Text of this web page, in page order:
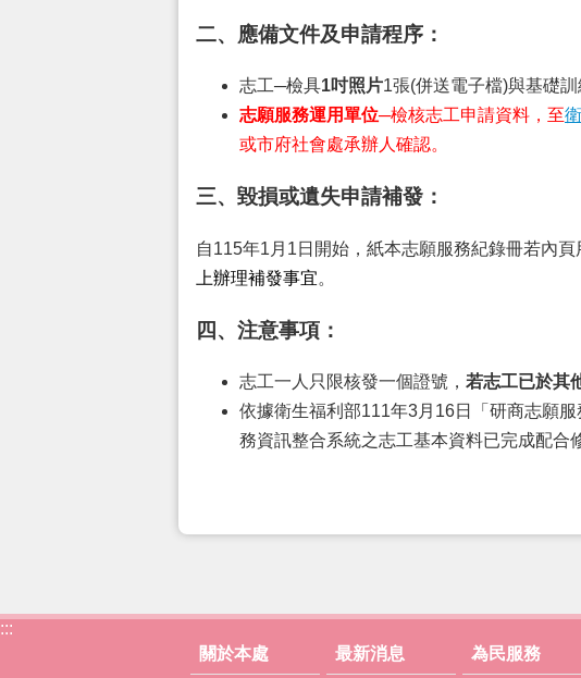
二、應備文件及申請程序：
志工─檢具1吋照片1張(併送電子檔)與基礎
志願服務運用單位─檢核志工申請資料，至
或市府社會處承辦人確認。
三、毀損或遺失申請補發：
自115年1月1日開始，紙本志願服務紀錄冊若內
上辦理補發事宜。
四、注意事項：
志工一人只限核發一個證號， 若志工已於其
依據衛生福利部111年3月16日「研商志願服
務資訊整合系統之志工基本資料已完成配合
:::
關於本處
最新消息 為民服務